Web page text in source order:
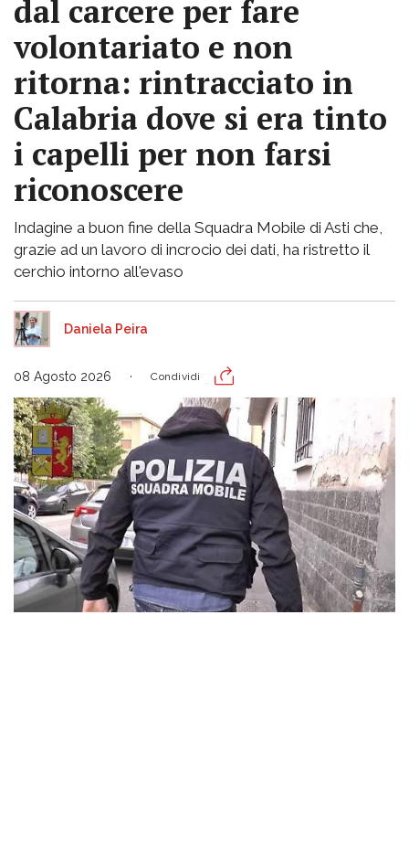
dal carcere per fare
volontariato e non
ritorna: rintracciato in
Calabria dove si era tinto
i capelli per non farsi
riconoscere
Indagine a buon fine della Squadra Mobile di Asti che,
grazie ad un lavoro di incrocio dei dati, ha ristretto il
cerchio intorno all'evaso
Daniela Peira
08 Agosto 2026 Condividi